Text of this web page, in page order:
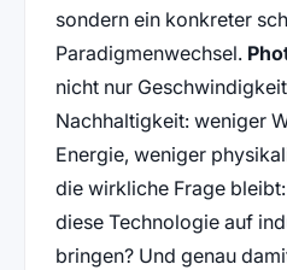
sondern ein konkreter
Paradigmenwechsel.
nicht nur
Nachhaltigkeit: weniger
Energie, weniger
die wirkliche Frage
diese Technologie auf
bringen? Und genau